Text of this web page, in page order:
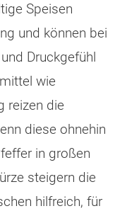
Speisen
und können bei
Druckgefühl
wie
reizen die
diese ohnehin
in großen
steigern die
hilfreich, für